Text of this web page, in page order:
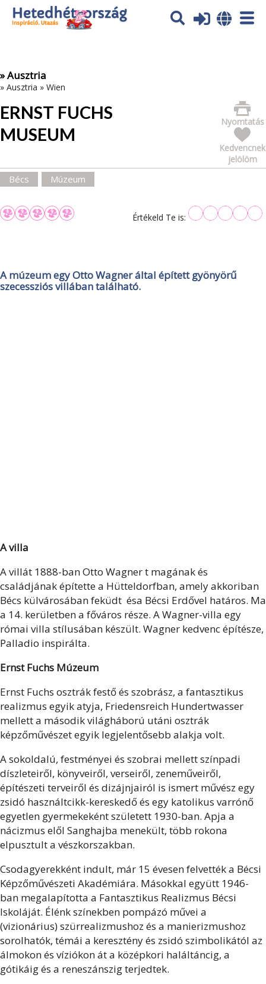
Az oldal sütiket (cookies) használ. További tájékoztatás itt:
Adatvédelmi tájékoztató
» Ausztria
» Ausztria » Wien
ERNST FUCHS
MUSEUM
Nyomtatás
Kedvencnek
jelölöm
Bécs Múzeum
Értékeld Te is:
A múzeum egy Otto Wagner által épített gyönyörű
szecessziós villában található.
A villa
A villát 1888-ban Otto Wagner t magának és
családjának építette a Hütteldorfban, amely akkoriban
Bécs külvárosában feküdt ésa Bécsi Erdővel határos. Ma
a 14. kerületben a főváros része. A Wagner-villa egy
római villa stílusában készült. Wagner kedvenc építésze,
Palladio inspirálta.
Ernst Fuchs Múzeum
Ernst Fuchs osztrák festő és szobrász, a fantasztikus
realizmus egyik atyja, Friedensreich Hundertwasser
mellett a második világháború utáni osztrák
képzőművészet egyik legjelentősebb alakja volt.
A sokoldalú, festményei és szobrai mellett színpadi
díszleteiről, könyveiről, verseiről, zeneműveiről,
építészeti terveiről és dizájnjairól is ismert művész egy
zsidó használtcikk-kereskedő és egy katolikus varrónő
egyetlen gyermekeként született 1930-ban. Apja a
nácizmus elől Sanghajba menekült, több rokona
elpusztult a vészkorszakban.
Csodagyerekként indult, már 15 évesen felvették a Bécsi
Képzőművészeti Akadémiára. Másokkal együtt 1946-
ban megalapította a Fantasztikus Realizmus Bécsi
Iskoláját. Élénk színekben pompázó művei a
(vizionárius) szürrealizmushoz és a manierizmushoz
sorolhatók, témái a keresztény és zsidó szimbolikától az
álmokon és víziókon át a középkori haláltáncig, a
gótikáig és a reneszánszig terjedtek.